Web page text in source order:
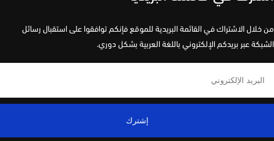
الاشتراك في القائمة البريدية للموقع فإنكم توافقوا على استقبال رسائل
عبر بريدكم الإلكتروني باللغة العربية بشكل دوري.
إشترك